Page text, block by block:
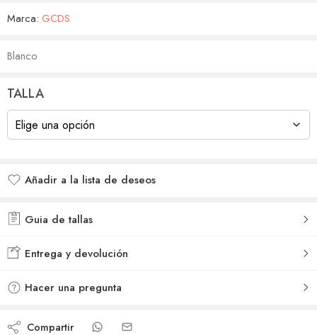
Marca: GCDS
Blanco
TALLA
Añadir a la lista de deseos
Guia de tallas
Entrega y devolución
Hacer una pregunta
Compartir